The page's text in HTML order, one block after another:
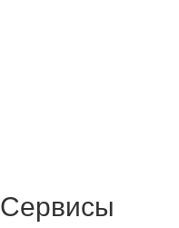
Сервисы